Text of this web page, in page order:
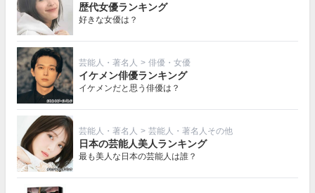
歴代女優ランキング
好きな女優は？
芸能人・著名人 > 俳優・女優
イケメン俳優ランキング
イケメンだと思う俳優は？
芸能人・著名人 > 芸能人・著名人その他
日本の芸能人美人ランキング
最も美人な日本の芸能人は誰？